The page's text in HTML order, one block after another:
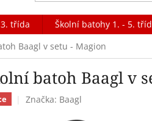
třída Školní batohy 1. - 5.
Baagl v setu - Magion
batoh Baagl v
Značka: Baagl